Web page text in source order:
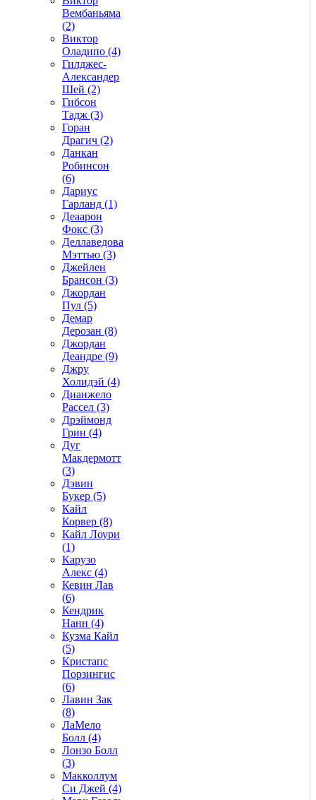
Вембаньяма
(2)
Виктор
Оладипо (4)
Гилджес-
Александер
Шей (2)
Гибсон
Тадж (3)
Горан
Драгич (2)
Данкан
Робинсон
(6)
Дариус
Гарланд (1)
Деаарон
Фокс (3)
Деллаведова
Мэттью (3)
Джейлен
Брансон (3)
Джордан
Пул (5)
Демар
Дерозан (8)
Джордан
Деандре (9)
Джру
Холидэй (4)
Дианжело
Рассел (3)
Дрэймонд
Грин (4)
Дуг
Макдермотт
(3)
Дэвин
Букер (5)
Кайл
Корвер (8)
Кайл Лоури
(1)
Карузо
Алекс (4)
Кевин Лав
(6)
Кендрик
Нанн (4)
Кузма Кайл
(5)
Кристапс
Порзингис
(6)
Лавин Зак
(8)
ЛаМело
Болл (4)
Лонзо Болл
(3)
Макколлум
Си Джей (4)